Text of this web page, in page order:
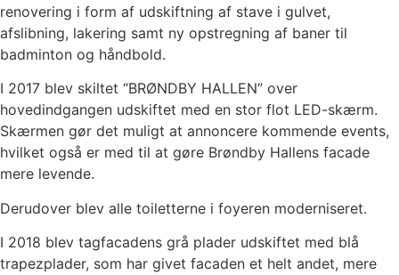
renovering i form af udskiftning af stave i gulvet,
afslibning, lakering samt ny opstregning af baner til
badminton og håndbold.
I 2017 blev skiltet “BRØNDBY HALLEN” over
hovedindgangen udskiftet med en stor flot LED-skærm.
Skærmen gør det muligt at annoncere kommende events,
hvilket også er med til at gøre Brøndby Hallens facade
mere levende.
Derudover blev alle toiletterne i foyeren moderniseret.
I 2018 blev tagfacadens grå plader udskiftet med blå
trapezplader, som har givet facaden et helt andet, mere